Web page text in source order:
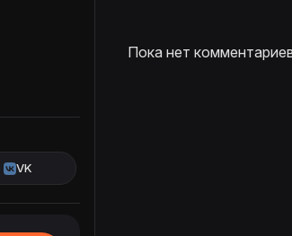
VK
Пока нет